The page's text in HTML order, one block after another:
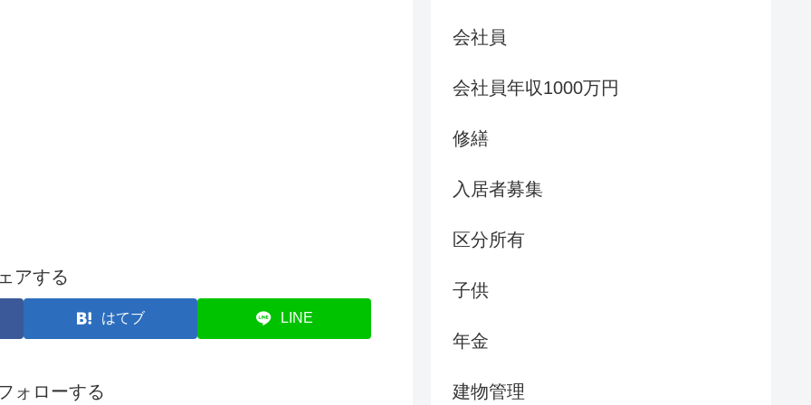
アする
はてブ LINE
ォローする
会社員
会社員年収1000万円
修繕
入居者募集
区分所有
子供
年金
建物管理